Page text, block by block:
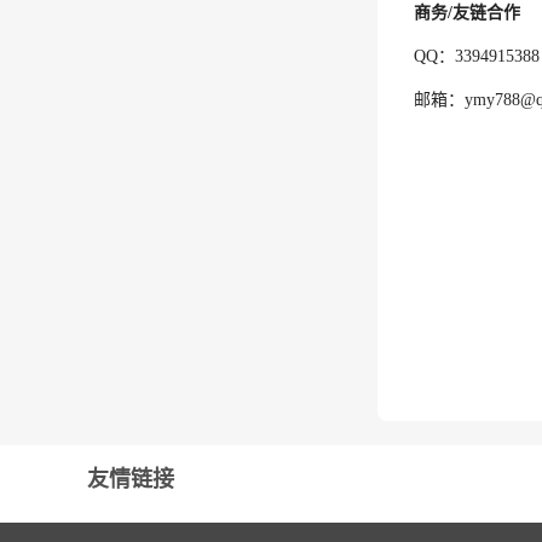
商务/友链合作
QQ：3394915388
邮箱：
友情链接